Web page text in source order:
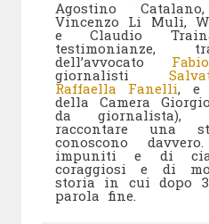
Agostino
Vincenzo Li Muli,
e Claudio
dell’avvocato
giornalisti
Raffaella Fanelli, e
della Camera
da
raccontare una
conoscono
impuniti e di
coraggiosi e di
storia in cui dopo
parola fine.